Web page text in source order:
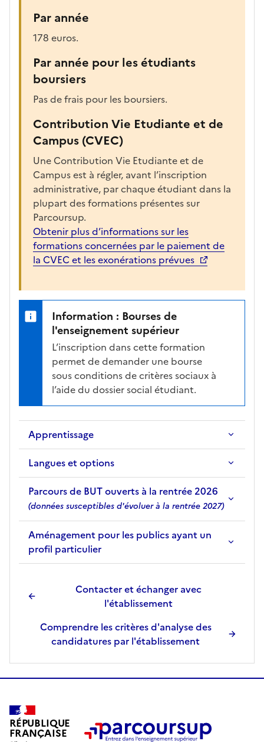
Par année
178 euros.
Par année pour les étudiants
boursiers
Pas de frais pour les boursiers.
Contribution Vie Etudiante et de
Campus (CVEC)
Une Contribution Vie Etudiante et de
Campus est à régler, avant l’inscription
administrative, par chaque étudiant dans la
plupart des formations présentes sur
Parcoursup.
Obtenir plus d’informations sur les
formations concernées par le paiement de
la CVEC et les exonérations prévues
Information : Bourses de
l'enseignement supérieur
L’inscription dans cette formation
permet de demander une bourse
sous conditions de critères sociaux à
l’aide du dossier social étudiant.
Apprentissage
Langues et options
Parcours de BUT ouverts à la rentrée 2026
(données susceptibles d'évoluer à la rentrée 2027)
Aménagement pour les publics ayant un
profil particulier
Contacter et échanger avec
l'établissement
Comprendre les critères d'analyse des
candidatures par l'établissement
RÉPUBLIQUE
FRANÇAISE